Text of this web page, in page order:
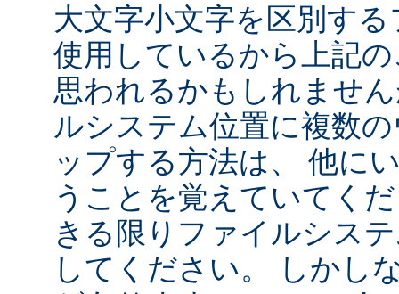
大文字小文字を区別す
使用しているから上記
思われるかもしれませ
ルシステム位置に複数
ップする方法は、 他に
うことを覚えていてく
きる限りファイルシス
してください。 しかし